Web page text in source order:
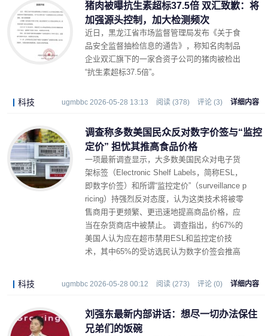
猪肉被曝抗生素超标37.5倍 双汇致歉：将
加强源头控制，加大检测频次
近日，黑龙江省市场监督管理局发布《关于食
品安全监督抽检信息的通告》，称知名肉制品
企业双汇旗下的一家合资子公司的猪肉被检出
“抗生素超标37.5倍”。
科技 ugmbbc 2026-05-28 13:13 阅读 (378) 评论 (3) 详细内容
调查称多数美国民众反对数字价签与“监控
定价” 担忧其推高食品价格
一项最新调查显示，大多数美国民众对电子货
架标签（Electronic Shelf Labels，简称ESL，
即数字价签）和所谓“监控定价”（surveillance p
ricing）持强烈反对态度，认为这类技术将被零
售商用于更频繁、更迅速地提高商品价格，应
当在杂货商店中被禁止。 调查指出，约67%的
美国人认为应在超市禁用ESL和监控定价技
术，其中65%的受访选民认为数字价签会推高
科技 ugmbbc 2026-05-28 00:12 阅读 (273) 评论 (0) 详细内容
刘强东最新内部讲话：想尽一切办法保住
兄弟们的饭碗